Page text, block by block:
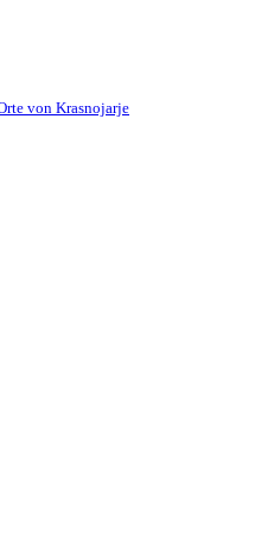
von Krasnojarje